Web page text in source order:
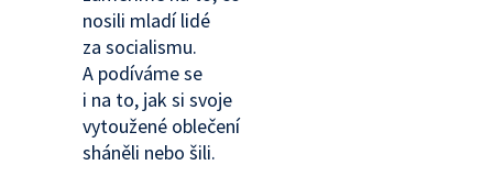
nosili mladí lidé
za socialismu.
A podíváme se
i na to, jak si svoje
vytoužené oblečení
sháněli nebo šili.